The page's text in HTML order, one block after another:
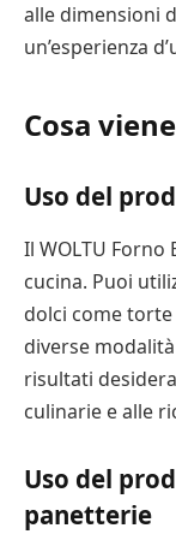
alle dimensioni
un’esperienza
Cosa
Uso del
Il WOLTU
cucina. Puoi
dolci come
diverse
risultati
culinarie e alle
Uso del
panetterie